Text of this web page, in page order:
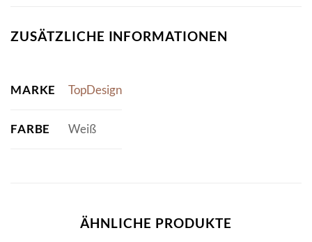
ZUSÄTZLICHE INFORMATIONEN
MARKE TopDesign
FARBE Weiß
ÄHNLICHE PRODUKTE